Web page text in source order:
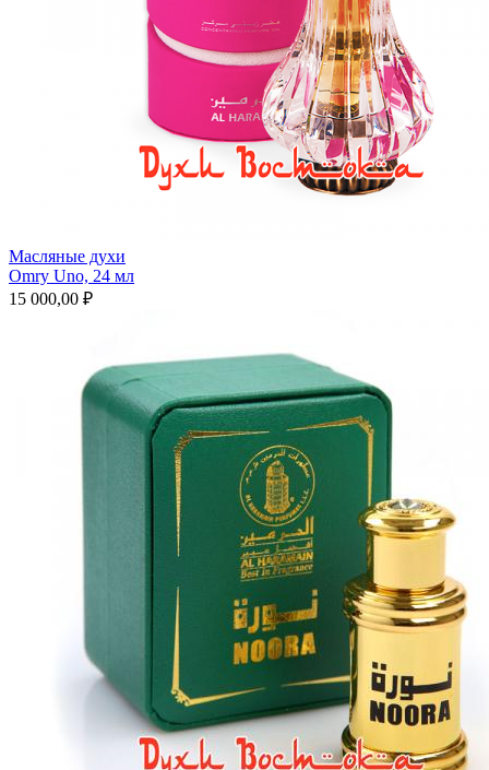
Масляные духи
Omry Uno, 24 мл
15 000,00 ₽